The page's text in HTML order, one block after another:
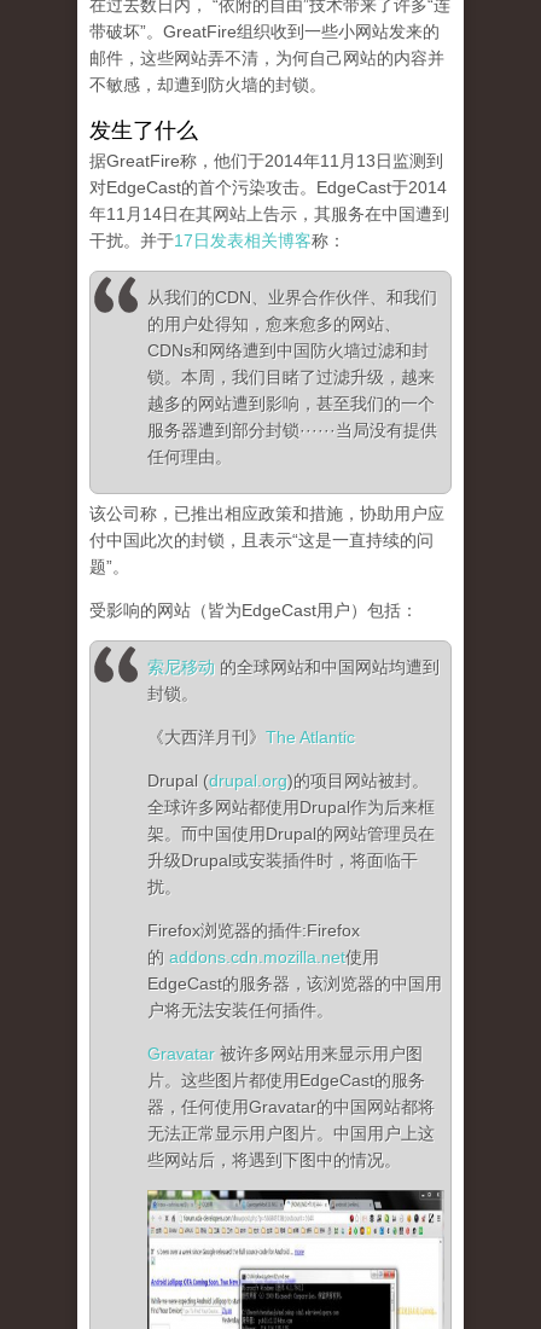
在过去数日内， “依附的自由”技术带来了许多“连
带破坏”。GreatFire组织收到一些小网站发来的
邮件，这些网站弄不清，为何自己网站的内容并
不敏感，却遭到防火墙的封锁。
发生了什么
据GreatFire称，他们于2014年11月13日监测到
对EdgeCast的首个污染攻击。EdgeCast于2014
年11月14日在其网站上告示，其服务在中国遭到
干扰。并于17日发表相关博客称：
从我们的CDN、业界合作伙伴、和我们
的用户处得知，愈来愈多的网站、
CDNs和网络遭到中国防火墙过滤和封
锁。本周，我们目睹了过滤升级，越来
越多的网站遭到影响，甚至我们的一个
服务器遭到部分封锁······当局没有提供
任何理由。
该公司称，已推出相应政策和措施，协助用户应
付中国此次的封锁，且表示“这是一直持续的问
题”。
受影响的网站（皆为EdgeCast用户）包括：
索尼移动 的全球网站和中国网站均遭到
封锁。
《大西洋月刊》 The Atlantic
Drupal (drupal.org)的项目网站被封。
全球许多网站都使用Drupal作为后来框
架。而中国使用Drupal的网站管理员在
升级Drupal或安装插件时，将面临干
扰。
Firefox浏览器的插件:Firefox
的 addons.cdn.mozilla.net使用
EdgeCast的服务器，该浏览器的中国用
户将无法安装任何插件。
Gravatar 被许多网站用来显示用户图
片。这些图片都使用EdgeCast的服务
器，任何使用Gravatar的中国网站都将
无法正常显示用户图片。中国用户上这
些网站后，将遇到下图中的情况。